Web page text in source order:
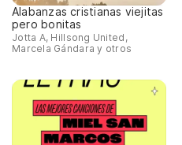
Alabanzas cristianas viejitas
pero bonitas
Jotta A, Hillsong United,
Marcela Gándara y otros